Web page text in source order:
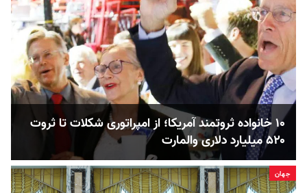
۱۰ خانواده ثروتمند آمریکا؛ از امپراتوری شکلات تا ثروت
۵۲۰ میلیارد دلاری والمارت
جهان